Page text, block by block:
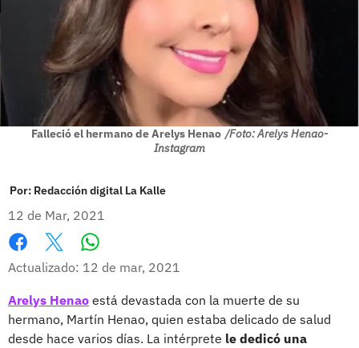
Falleció el hermano de Arelys Henao /Foto: Arelys Henao-
Instagram
Por: Redacción digital La Kalle
12 de Mar, 2021
Facebook
X
Actualizado: 12 de mar, 2021
Arelys Henao está devastada con la muerte de su
hermano, Martín Henao, quien estaba delicado de salud
desde hace varios días. La intérprete le dedicó una